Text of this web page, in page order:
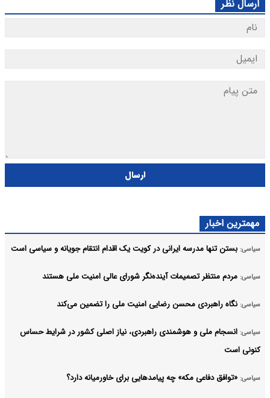
ارسال نظر
ارسال
مهمترین اخبار
سیاسی: بستن تنها مدرسه ایرانی در کویت یک اقدام انتقام جویانه و سیاسی است
سیاسی: مردم منتظر تصمیمات آینده‌نگر شورای عالی امنیت ملی هستند
سیاسی: نگاه راهبردی محسن رضایی امنیت ملی را تضمین می‌کند
سیاسی: انسجام ملی و هوشمندی راهبردی، نیاز اصلی کشور در شرایط حساس
کنونی است
سیاسی: «توافق دفاعی مکه» چه پیامدهایی برای خاورمیانه دارد؟